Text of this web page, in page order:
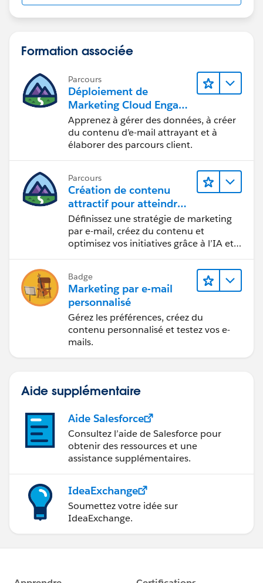
Formation associée
Parcours
Déploiement de
Marketing Cloud Engage
ment
Apprenez à gérer des données, à créer
du contenu d’e-mail attrayant et à
élaborer des parcours client.
Parcours
Création de contenu
attractif pour atteindre
vos objectifs marketing
Définissez une stratégie de marketing
par e-mail, créez du contenu et
optimisez vos initiatives grâce à l’IA et
Badge
Marketing par e-mail
personnalisé
Gérez les préférences, créez du
contenu personnalisé et testez vos e-
mails.
Aide supplémentaire
Aide Salesforce
Consultez l’aide de Salesforce pour
obtenir des ressources et une
assistance supplémentaires.
IdeaExchange
Soumettez votre idée sur
IdeaExchange.